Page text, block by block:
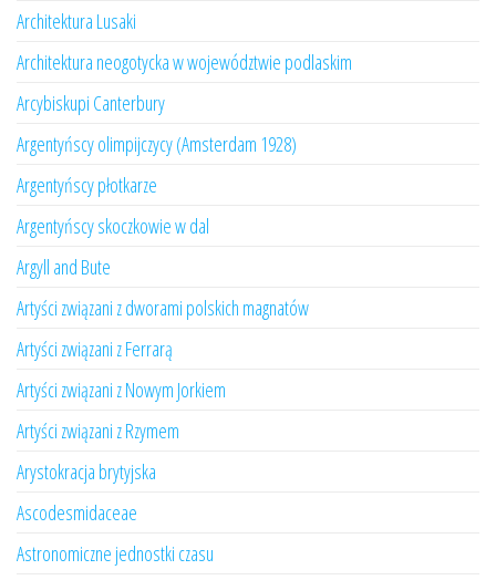
Architektura Lusaki
Architektura neogotycka w województwie podlaskim
Arcybiskupi Canterbury
Argentyńscy olimpijczycy (Amsterdam 1928)
Argentyńscy płotkarze
Argentyńscy skoczkowie w dal
Argyll and Bute
Artyści związani z dworami polskich magnatów
Artyści związani z Ferrarą
Artyści związani z Nowym Jorkiem
Artyści związani z Rzymem
Arystokracja brytyjska
Ascodesmidaceae
Astronomiczne jednostki czasu